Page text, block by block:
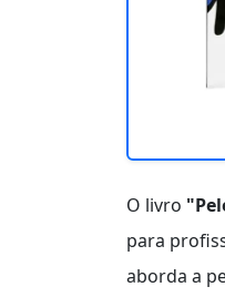
O livro
para
aborda a